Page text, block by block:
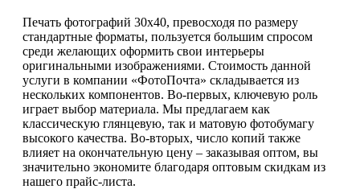
Печать фотографий 30х40, превосходя по размеру
стандартные форматы, пользуется большим спросом
среди желающих оформить свои интерьеры
оригинальными изображениями. Стоимость данной
услуги в компании «ФотоПочта» складывается из
нескольких компонентов. Во-первых, ключевую роль
играет выбор материала. Мы предлагаем как
классическую глянцевую, так и матовую фотобумагу
высокого качества. Во-вторых, число копий также
влияет на окончательную цену – заказывая оптом, вы
значительно экономите благодаря оптовым скидкам из
нашего прайс-листа.